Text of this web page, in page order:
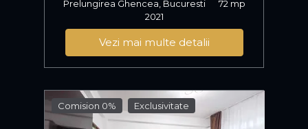
Prelungirea Ghencea, Bucuresti
72 mp
2021
Vezi mai multe detalii
Comision 0% Exclusivitate